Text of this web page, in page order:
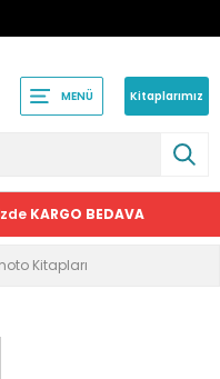
MENÜ Kitaplarımız
KARGO BEDAVA
Kitapları